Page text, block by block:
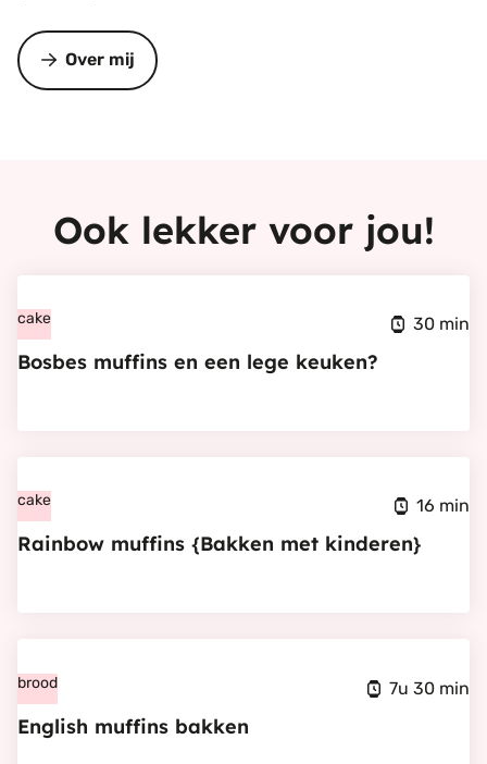
Over mij
Ook lekker voor jou!
Bosbes
muffins
cake 30 min
Bosbes muffins en een lege keuken?
Rainbow
muffins
cake 16 min
Rainbow muffins {Bakken met kinderen}
English
muffins
bakken
brood 7u 30 min
English muffins bakken